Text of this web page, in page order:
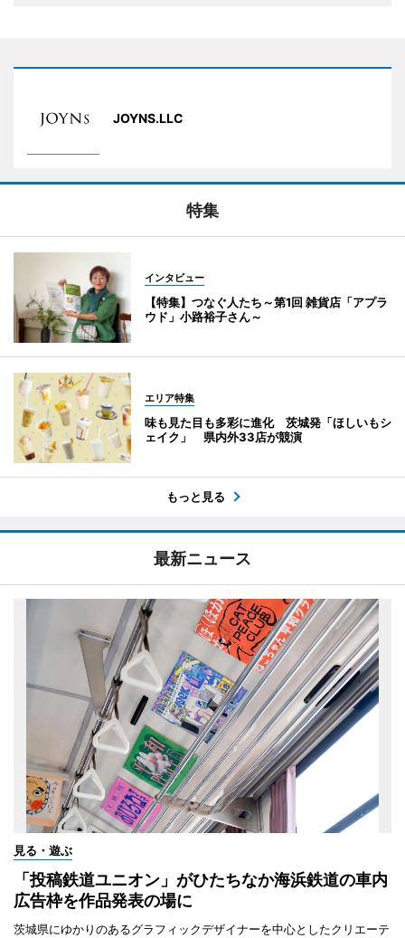
JOYNS.LLC
特集
インタビュー
【特集】つなぐ人たち～第1回 雑貨店「アプラ
ウド」小路裕子さん～
エリア特集
味も見た目も多彩に進化 茨城発「ほしいもシ
ェイク」 県内外33店が競演
もっと見る
最新ニュース
見る・遊ぶ
「投稿鉄道ユニオン」がひたちなか海浜鉄道の車内
広告枠を作品発表の場に
茨城県にゆかりのあるグラフィックデザイナーを中心としたクリエーテ